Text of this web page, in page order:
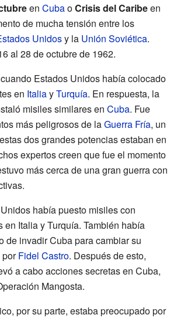
en CubaoCrisis del Caribeen
de mucha tensión entre los
Unidosy la Unión Soviética.
al 28 de octubre de 1962.
Estados Unidos había colocado
en ItaliayTurquía. En respuesta, la
misiles similares en Cuba. Fue
más peligrosos de laGuerra Fría, un
dos grandes potencias estaban en
expertos creen que fue el momento
más cerca de una gran guerra con
había puesto misiles con
en Italia y Turquía. También había
de invadir Cuba para cambiar su
porFidel Castro. Después de esto,
a cabo acciones secretas en Cuba,
Mangosta.
por su parte, estaba preocupado por